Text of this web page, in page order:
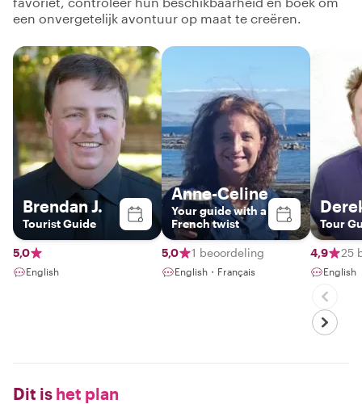
een onvergetelijk avontuur op maat te creëren.
Brendan J.
Tourist Guide
5,0
English
Anne-Celine
Your guide with a
French twist
5,0 1 beoordeling
English・Français
Tour
4,9 25
English
Dit is het plan